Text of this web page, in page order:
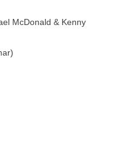
McDonald & Kenny